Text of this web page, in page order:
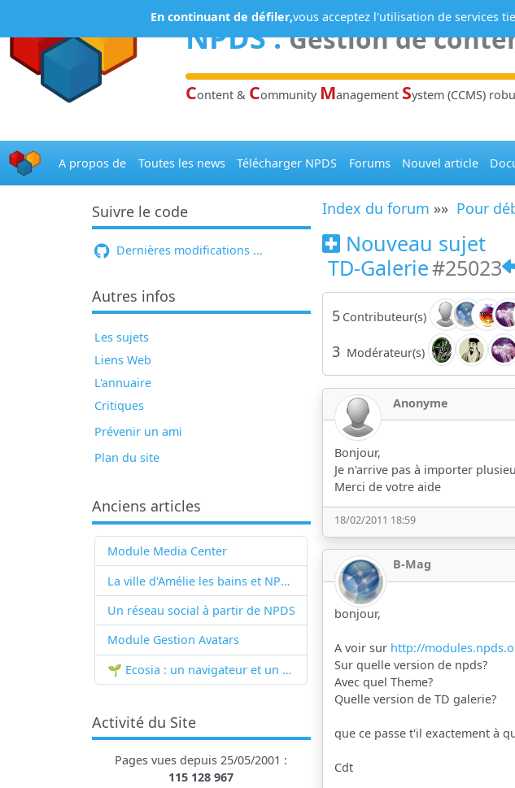
NPDS:Gestion de
Content & Community Management System (CCMS)
A propos de Toutes les news Télécharger NPDS Forums Nouvel article
Suivre le code
Dernières modifications ...
Autres infos
Les sujets
Liens Web
L'annuaire
Critiques
Prévenir un ami
Plan du site
Anciens articles
Module Media Center
La ville d'Amélie les bains et NPDS
Un réseau social à partir de NPDS
Module Gestion Avatars
🌱 Ecosia : un navigateur et un moteur de recherche qui plantent des arbres !...
Activité du Site
Pages vues depuis 25/05/2001 :
115 128 967
Index du forum »» Pour
Nouveau sujet
TD-Galerie#25023
5 Contributeur(s)
3 Modérateur(s)
Anonyme
Bonjour,
Je n'arrive pas à importer
Merci de votre aide
18/02/2011 18:59
B-Mag
bonjour,
A voir sur http://
Sur quelle version de npds?
Avec quel Theme?
Quelle version de TD galerie?
que ce passe t'il exactement à
Cdt
En continuant de défiler,vous acceptez l'utilisation de services